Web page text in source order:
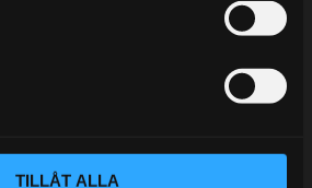
TILLÅT ALLA